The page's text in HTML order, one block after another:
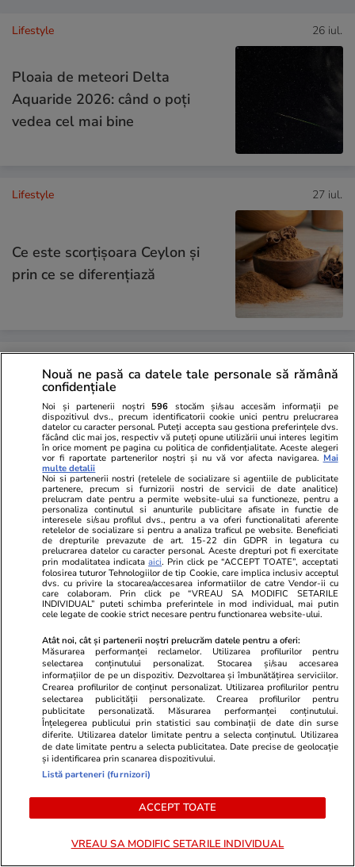
Lifestyle 26 iul.
Ploaia de meteori Delta
Aquaride 2026: când o poți
vedea cel mai bine
Lifestyle 27 iul.
Ce este scorțișoara Ceylon și
prin ce se diferențiază
De ce curge apă din centrala
termică – motive și soluții. Ce să
nu faci
Lifestyle 22 iul.
La ce se folosește lavanda
uscată în casă
Știri România 18:44
Centrala Nucleară Cernavodă
oprește și Unitatea 2 din cauza
secetei. Ce se întâmplă cu
Știri România
Nouă ne pasă ca datele tale personale să rămână
confidențiale
Noi și partenerii noștri 596 stocăm și/sau accesăm informații pe
dispozitivul dvs., precum identificatorii cookie unici pentru prelucrarea
datelor cu caracter personal. Puteți accepta sau gestiona preferințele dvs.
făcând clic mai jos, respectiv vă puteți opune utilizării unui interes legitim
în orice moment pe pagina cu politica de confidențialitate. Aceste alegeri
vor fi raportate partenerilor noștri și nu vă vor afecta navigarea. Mai
multe detalii
Noi si partenerii nostri (retelele de socializare si agentiile de publicitate
partenere, precum si furnizorii nostri de servicii de date analitice)
prelucram date pentru a permite website-ului sa functioneze, pentru a
personaliza continutul si anunturile publicitare afisate in functie de
interesele si/sau profilul dvs., pentru a va oferi functionalitati aferente
retelelor de socializare si pentru a analiza traficul pe website. Beneficiati
de drepturile prevazute de art. 15-22 din GDPR in legatura cu
prelucrarea datelor cu caracter personal. Aceste drepturi pot fi exercitate
prin modalitatea indicataaici. Prin click pe “ACCEPT TOATE”, acceptati
folosirea tuturor Tehnologiilor de tip Cookie, care implica inclusiv acceptul
dvs. cu privire la stocarea/accesarea informatiilor de catre Vendor-ii cu
care colaboram. Prin click pe “VREAU SA MODIFIC SETARILE
INDIVIDUAL” puteti schimba preferintele in mod individual, mai putin
cele legate de cookie strict necesare pentru functionarea website-ului.
Atât noi, cât și partenerii noștri prelucrăm datele pentru a oferi:
Măsurarea performanței reclamelor. Utilizarea profilurilor pentru
selectarea conținutului personalizat. Stocarea și/sau accesarea
informațiilor de pe un dispozitiv. Dezvoltarea și îmbunătățirea serviciilor.
Crearea profilurilor de conținut personalizat. Utilizarea profilurilor pentru
selectarea publicității personalizate. Crearea profilurilor pentru
publicitate personalizată. Măsurarea performanței conținutului.
Înțelegerea publicului prin statistici sau combinații de date din surse
diferite. Utilizarea datelor limitate pentru a selecta conținutul. Utilizarea
de date limitate pentru a selecta publicitatea. Date precise de geolocație
și identificarea prin scanarea dispozitivului.
Listă parteneri (furnizori)
ACCEPT TOATE
VREAU SA MODIFIC SETARILE INDIVIDUAL